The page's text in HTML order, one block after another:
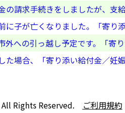
の請求手続きをしましたが、支
に子が亡くなりました。「寄り
外への引っ越し予定です。「寄
た場合、「寄り添い給付金／妊
Rights Reserved. ご利用規約